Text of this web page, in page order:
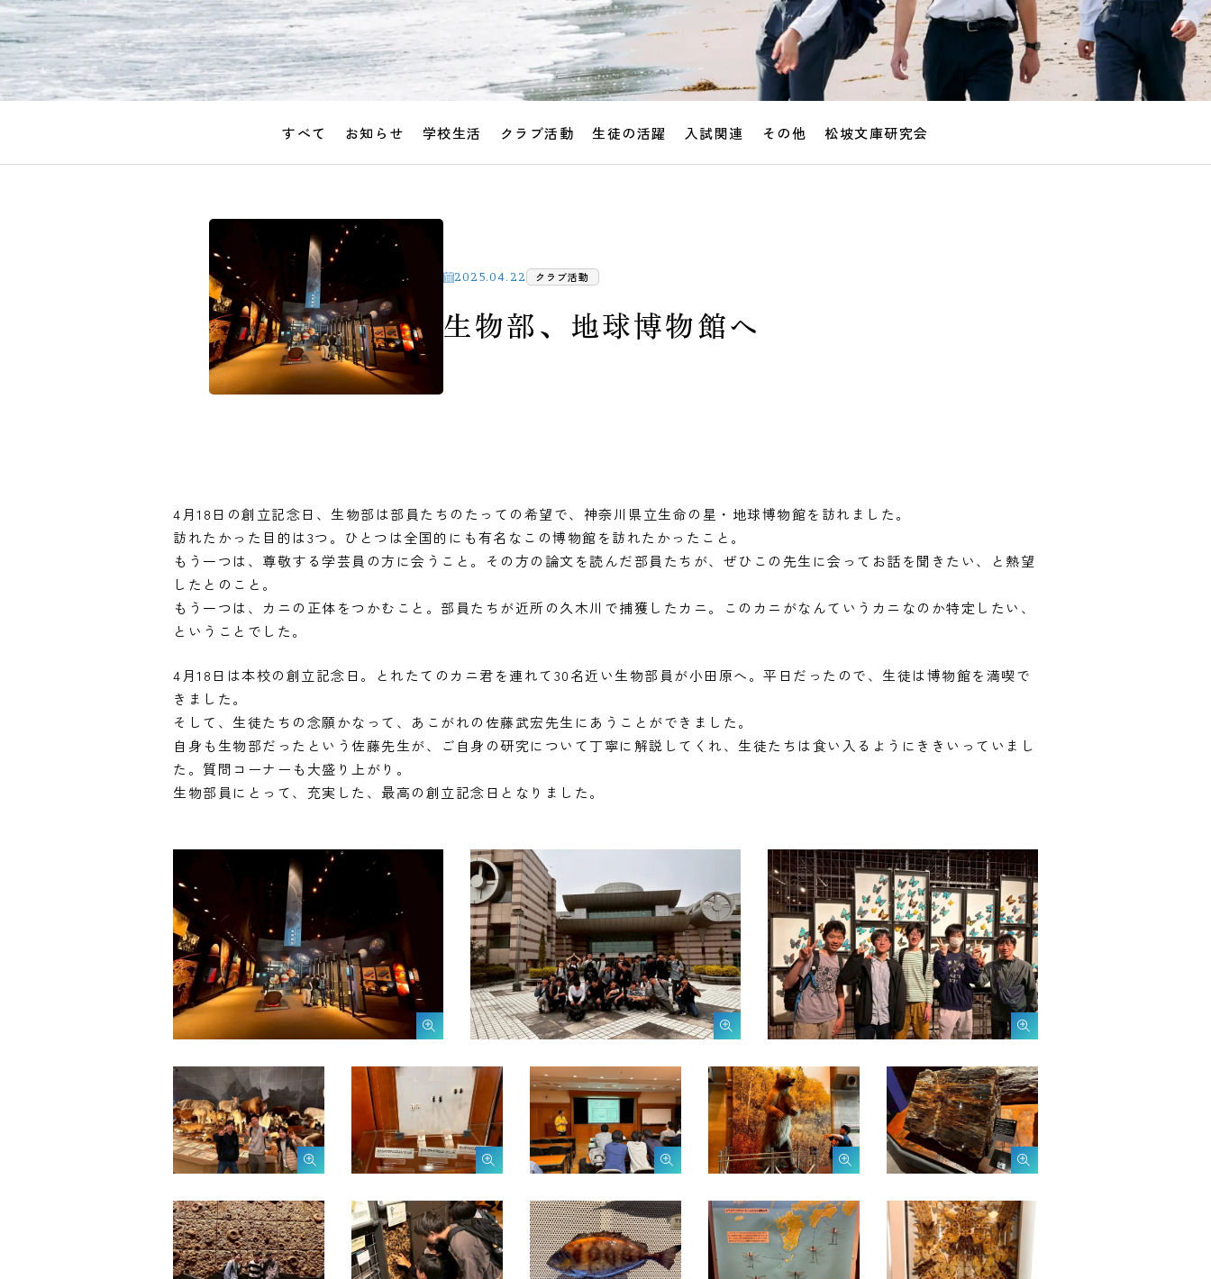
すべて お知らせ 学校生活 クラブ活動 生徒の活躍 入試関連 その他 松坡文庫研究会
2025.04.22 クラブ活動
生物部、地球博物館へ
4月18日の創立記念日、生物部は部員たちのたっての希望で、神奈川県立生命の星・地球博物館を訪れました。
訪れたかった目的は3つ。ひとつは全国的にも有名なこの博物館を訪れたかったこと。
もう一つは、尊敬する学芸員の方に会うこと。その方の論文を読んだ部員たちが、ぜひこの先生に会ってお話を聞きたい、と熱望
したとのこと。
もう一つは、カニの正体をつかむこと。部員たちが近所の久木川で捕獲したカニ。このカニがなんていうカニなのか特定したい、
ということでした。
4月18日は本校の創立記念日。とれたてのカニ君を連れて30名近い生物部員が小田原へ。平日だったので、生徒は博物館を満喫で
きました。
そして、生徒たちの念願かなって、あこがれの佐藤武宏先生にあうことができました。
自身も生物部だったという佐藤先生が、ご自身の研究について丁寧に解説してくれ、生徒たちは食い入るようにききいっていまし
た。質問コーナーも大盛り上がり。
生物部員にとって、充実した、最高の創立記念日となりました。